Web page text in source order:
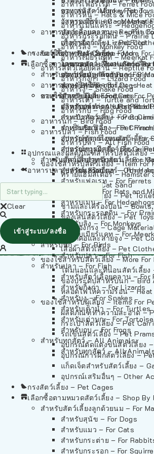
อาหารเฟอร์เร็ต – Ferret
อาหารหนู – Rats & Mice
อาหารเม่นแคระ –
อาหารกระรอกดิน – Prairie
อาหารลิง – Monkey Food
อาหารเมียร์แคท – Meerkat
อาหารสัตว์เลี้อยคลาน – Reptile
อาหารกิ้งก่า – Lizard Food
อาหารงู – Snake Food
อาหารเต่า – Turtle and
อาหารกบ – Frog Food
อาหารนก – Bird Food
อาหารปลา – Fish Food
อาหารปลา – All Fish Food
อุปกรณและผลิตภัณฑ์สำหรับสัตว์เลี้ยง
ของใช้สำหรับสัตว์เลี้ยง – Item For
ทรายแฮมสเตอร์ – Hamster
ทรายแมว – Cat Sand
ห้องน้ำสัตว์เลี้ยง – Pet
ชามและเครื่องป้อน –
ของเล่นสัตว์เลี้ยง – Pet Toys
วัสดุรองกรง – Cage
ปลอกคอและสายจูง – Pet
เสื้อผ้าสัตว์เลี้ยง – Pet
ของใช้สำหรับสัตว์เลี้ยง – More
โดมนอนและที่นอนสัตว์เลี้ยง
ของประดับสำหรับนก – Bird
หลอดไฟให้ความร้อน –
ของใช้สำหรับผู้เลี้ยง – Items For
ผลิตภัณฑ์ทำความสะอาด –
กระเป๋าสัตว์เลี้ยง – Pet
รถเข็นสัตว์เลี้ยง – Pet
อุปกรณ์ตัดแต่งขนสัตว์เลี้ยง
อุปกรณ์การฝึกสัตว์เลี้ยง –
แก็ดเจ็ตสำหรับสัตว์เลี้ยง –
อุปกรณ์เสริมอื่นๆ – Other
กรงสัตว์เลี้ยง – Pet Cages
เลือกซื้อตามหมวดสัตว์เลี้ยง – Shop By
สำหรับสัตว์เลี้ยงลูกด้วยนม – For
สำหรับสุนัข – For Dogs
สำหรับแมว – For Cats
สำหรับกระต่าย – For
สำหรับกระรอก – For
อาหารลิง – Monkey Food
อาหารเมียร์แคท – Meerkat
อาหารสัตว์เลี้อยคลาน – Reptile
อาหารกิ้งก่า – Lizard Food
อาหารงู – Snake Food
อาหารเต่า – Turtle and
อาหารกบ – Frog Food
อาหารนก – Bird Food
อาหารปลา – Fish Food
อาหารปลา – All Fish Food
ของเล่นสัตว์เลี้ยง – Pet Toys
วัสดุรองกรง – Cage
ปลอกคอและสายจูง – Pet
เสื้อผ้าสัตว์เลี้ยง – Pet
ของใช้สำหรับสัตว์เลี้ยง – More For
โดมนอนและที่นอนสัตว์เลี้ยง
ของประดับสำหรับนก – Bird
หลอดไฟให้ความร้อน –
ของใช้สำหรับผู้เลี้ยง – Items For
ผลิตภัณฑ์ทำความสะอาด –
กระเป๋าสัตว์เลี้ยง – Pet
รถเข็นสัตว์เลี้ยง – Pet
อุปกรณ์ตัดแต่งขนสัตว์เลี้ยง
อุปกรณ์การฝึกสัตว์เลี้ยง –
แก็ดเจ็ตสำหรับสัตว์เลี้ยง –
อุปกรณ์เสริมอื่นๆ – Other
กรงสัตว์เลี้ยง – Pet Cages
เลือกซื้อตามหมวดสัตว์เลี้ยง – Shop By
สำหรับสัตว์เลี้ยงลูกด้วยนม – For
สำหรับสุนัข – For Dogs
สำหรับแมว – For Cats
สำหรับกระต่าย – For
สำหรับกระรอก – For
สำหรับชินชิล่า – For
สำหรับชูการ์ไกลเดอร์ – For
สำหรับหนูแกสบี้ – For
สำหรับสัตว์เลี้ยงลูกด้วยนม – For
สำหรับแฮมสเตอร์ – For
สำหรับเฟอเรท – For Ferrets
สำหรับหนู – For Rats and
สำหรับเม่น – For Hedgehogs
สำหรับกระรอกดิน – For
สำหรับลิง – For Monkeys
สำหรับเมียร์แคท – For
สำหรับนก – For Birds
สำหรับปลา – For Fish
สำหรับปลา – For Fish
สำหรับสัตว์เลื้อยคลาน – For
สำหรับกิ้งก่า – For Lizards
สำหรับงู – For Snakes
สำหรับเต่าน้ำ – For Turtles
สำหรับเต่าบก – For
สำหรับกบ – For Frogs
สำหรับทุกสัตว์ – All Animals
สำหรับทุกสัตว์ – All
อาหารปลา – Fish Food
Clear
เข้าสู่ระบบ/ลงชื่อ